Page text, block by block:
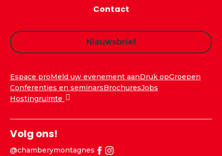
Contact
Nieuwsbrief
Espace proMeld uw evenement aanDruk opGroepen
Conferenties en seminarsBrochuresJobs
Hostingruimte
Volg ons!
@chamberymontagnes